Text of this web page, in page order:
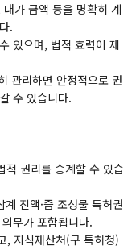
가 금액 등을 명확히 계
.
있으며, 법적 효력이 제
관리하면 안정적으로 권
수 있습니다.
적 권리를 승계할 수 있습
진액·즙 조성물 특허권
무가 포함됩니다.
, 지식재산처(구 특허청)